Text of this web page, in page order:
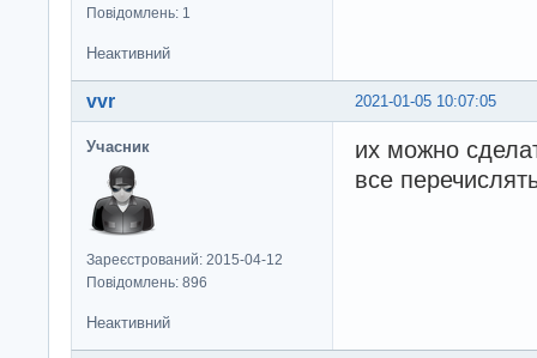
Повідомлень: 1
Неактивний
2021-01-05 10:07:05
vvr
Учасник
Зареєстрований: 2015-04-12
Повідомлень: 896
их можно
все
Неактивний